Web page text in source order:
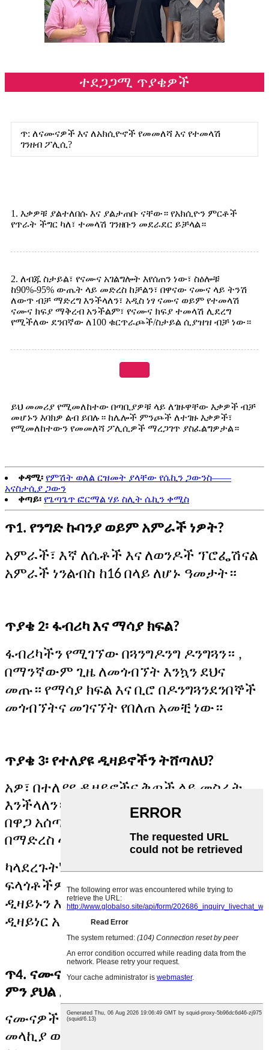
ተደጋጋሚ ጥያቄዎች
ጥ: ለናሙናዎች እና ለአክሲዮኖች የመመለሻ እና የተመላሽ
ገንዘብ ፖሊሲ?
1. እቃዎቹ ያልተለበሱ እና ያልታጠቡ ናቸው። የአክሲዮን ምርቶች
የጥራት ችግር ካለ፣ ተመላሽ ገንዘቡን መደራደር ይቻላል።
2. ለብጁ ስታይል፣ የናሙና አገልግሎት እየሰጠን ነው፣ ስዕሎቹ
ከ90%-95% ውጤት ላይ መድረስ ከቻልን፣ በዋናው ናሙና ላይ ትንሽ
ለውጥ ብቻ ማድረግ እንችላለን፣ አዲስ ነፃ ናሙና ወይም የተመላሽ
ናሙና ክፍያ ማቅረብ አንችልም፣ የናሙና ክፍያ ተመላሽ ሊደረግ
የሚችለው ደንበኛው ለ100 ቁርጥራጮች/ስታይል ሲያዝዝ ብቻ ነው።
ይህ መመሪያ የሚመለከተው በጣቢያዎቹ ላይ ለገዙዋቸው እቃዎች ብቻ
መሆኑን እባክዎ ልብ ይበሉ። ከሌሎች ምንጮች ለተገዙ እቃዎች፣
የሚመለከተውን የመመለሻ ፖሊሲዎች ማረጋገጥ ያስፈልግዎታል።
ቀዳሚ፡ የምሽት ወለል ርዝመት ያላቸው የሴኪን ጋውንስ——
አናስታሲያ ጋውን
ቀጣይ፡ የጌጣጌጥ ፎርማል ሃይ ስሊት ሴኪን ቀሚስ
ጥ1. የንግድ ኩባንያ ወይም አምራች ነዎት?
አምራች፣ እኛ ለሴቶች እና ለወንዶች ፕሮፌሽናል
አምራች ነንልብስ ከ16 በላይ ለሆኑ ዓመታት።
ጥያቄ 2፡ ፋብሪካ እና ማሳያ ክፍል?
ፋብሪካችን የሚገኘው በጓንግዶንግ ዶንግጓን። ,
በማንኛውም ጊዜ ለመጎብኘት እንኳን ደህና
መጡ። የማሳያ ክፍል እና ቢሮ በዶንግጓንደንበኞች
መጎብኘትና መገናኘት የበለጠ አመቺ ነው።
ጥያቄ 3፡ የተለያዩ ዲዛይኖችን ትሸጣለህ?
አዎ፣ በተለያዩ ዲዛይኖችና ቅጦች ላይ መስራት
እንችላለን። ቡድኖቻችን በዲዛይን፣ በግንባታ፣
በዋጋ አሰጣጥ፣ በናሙና፣ በምርት፣ በሸቀጥ እና
በማድረስ ላይ የተካኑ ናቸው።
ካላደረጉት'የዲዛይን ፋይሉ የለዎትም፣ እባክዎን
ፍላጎቶችዎን ለማሳወቅ ነፃነት ይሰማዎ፣ እና
ዲዛይኑን እንዲጨርሱ የሚያግዝዎት ባለሙያ
ዲዛይነር አለን።
ጥ4. ናሙናዎችን እና ፈጣን መላኪያን ጨምሮ
ምን ያህል ያቀርባሉ?
ናሙናዎች ይገኛሉ። አዲስ ደንበኞች የፖስታ
መላኪያ ወጪን እንዲከፍሉ ይጠበቃሉ፣ ናሙናዎቹ